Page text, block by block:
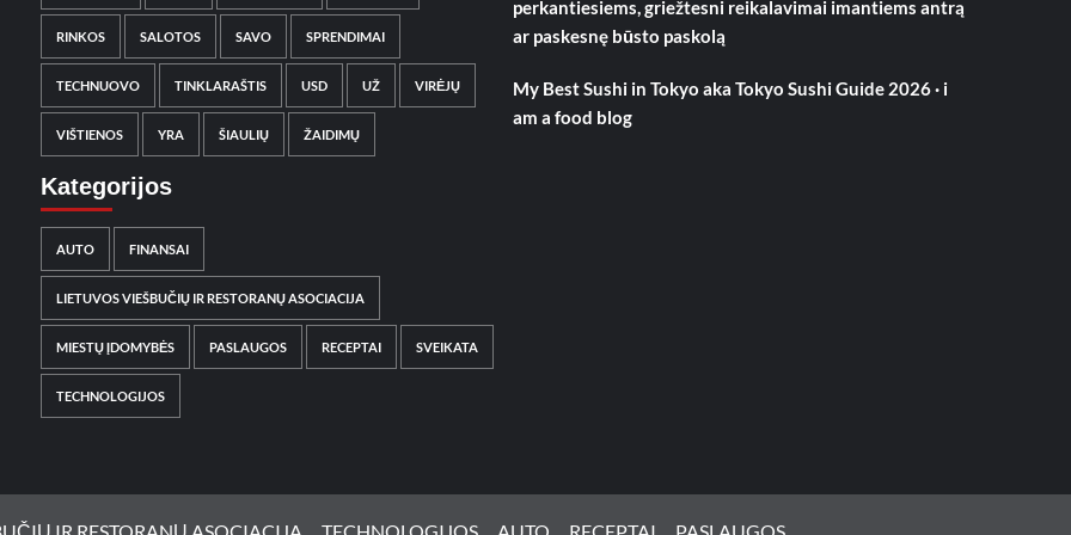
RINKOS SALOTOS SAVO SPRENDIMAI
TECHNUOVO TINKLARAŠTIS USD UŽ VIRĖJŲ
VIŠTIENOS YRA ŠIAULIŲ ŽAIDIMŲ
Kategorijos
AUTO FINANSAI
LIETUVOS VIEŠBUČIŲ IR RESTORANŲ ASOCIACIJA
MIESTŲ ĮDOMYBĖS PASLAUGOS RECEPTAI SVEIKATA
TECHNOLOGIJOS
perkantiesiems, griežtesni reikalavimai imantiems antrą
ar paskesnę būsto paskolą
My Best Sushi in Tokyo aka Tokyo Sushi Guide 2026 · i
am a food blog